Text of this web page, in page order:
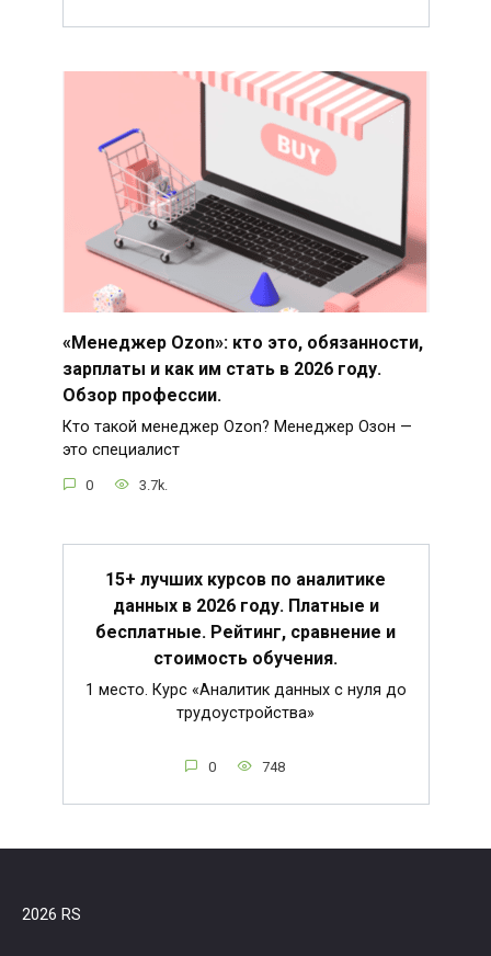
«Менеджер Ozon»: кто это, обязанности,
зарплаты и как им стать в 2026 году.
Обзор профессии.
Кто такой менеджер Ozon? Менеджер Озон —
это специалист
0 3.7k.
15+ лучших курсов по аналитике
данных в 2026 году. Платные и
бесплатные. Рейтинг, сравнение и
стоимость обучения.
1 место. Курс «Аналитик данных с нуля до
трудоустройства»
0 748
2026 RS